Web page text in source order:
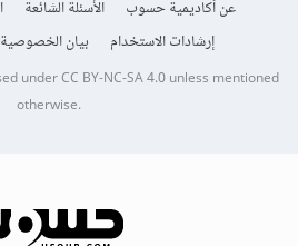
عن أكاديمية حسوب الأسئلة الشائعة
إرشادات الاستخدام
بيان الخصوصية
underCC BY-NC-SA 4.0unless mentioned
otherwise.